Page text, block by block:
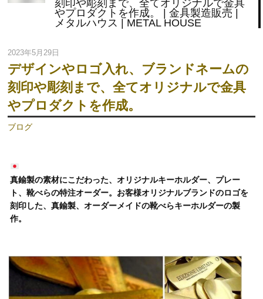
刻印や彫刻まで、全てオリジナルで金具
やプロダクトを作成。 | 金具製造販売 |
メタルハウス | METAL HOUSE
2023年5月29日
デザインやロゴ入れ、ブランドネームの
刻印や彫刻まで、全てオリジナルで金具
やプロダクトを作成。
ブログ
真鍮製の素材にこだわった、オリジナルキーホルダー、プレー
ト、靴べらの特注オーダー。お客様オリジナルブランドのロゴを
刻印した、真鍮製、オーダーメイドの靴べらキーホルダーの製
作。
動